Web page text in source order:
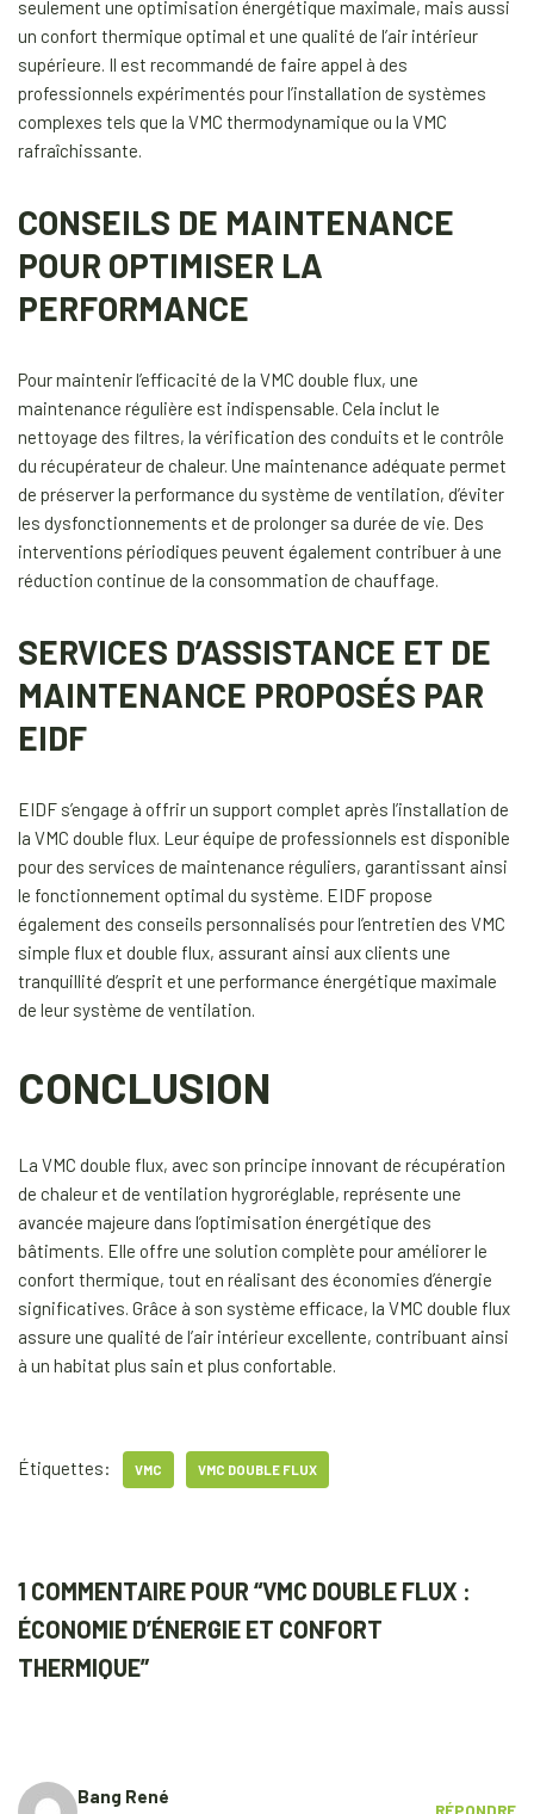
seulement une optimisation énergétique maximale, mais aussi
un confort thermique optimal et une qualité de l’air intérieur
supérieure. Il est recommandé de faire appel à des
professionnels expérimentés pour l’installation de systèmes
complexes tels que la VMC thermodynamique ou la VMC
rafraîchissante.
CONSEILS DE MAINTENANCE
POUR OPTIMISER LA
PERFORMANCE
Pour maintenir l’efficacité de la VMC double flux, une
maintenance régulière est indispensable. Cela inclut le
nettoyage des filtres, la vérification des conduits et le contrôle
du récupérateur de chaleur. Une maintenance adéquate permet
de préserver la performance du système de ventilation, d’éviter
les dysfonctionnements et de prolonger sa durée de vie. Des
interventions périodiques peuvent également contribuer à une
réduction continue de la consommation de chauffage.
SERVICES D’ASSISTANCE ET DE
MAINTENANCE PROPOSÉS PAR
EIDF
EIDF s’engage à offrir un support complet après l’installation de
la VMC double flux. Leur équipe de professionnels est disponible
pour des services de maintenance réguliers, garantissant ainsi
le fonctionnement optimal du système. EIDF propose
également des conseils personnalisés pour l’entretien des VMC
simple flux et double flux, assurant ainsi aux clients une
tranquillité d’esprit et une performance énergétique maximale
de leur système de ventilation.
CONCLUSION
La VMC double flux, avec son principe innovant de récupération
de chaleur et de ventilation hygroréglable, représente une
avancée majeure dans l’optimisation énergétique des
bâtiments. Elle offre une solution complète pour améliorer le
confort thermique, tout en réalisant des économies d’énergie
significatives. Grâce à son système efficace, la VMC double flux
assure une qualité de l’air intérieur excellente, contribuant ainsi
à un habitat plus sain et plus confortable.
Étiquettes: VMC VMC DOUBLE FLUX
1 COMMENTAIRE POUR “VMC DOUBLE FLUX :
ÉCONOMIE D’ÉNERGIE ET CONFORT
THERMIQUE”
Bang René
RÉPONDRE